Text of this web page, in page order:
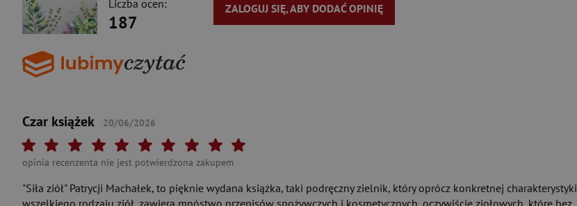
Liczba ocen:
187
ZALOGUJ SIĘ, ABY DODAĆ OPINIĘ
Czar książek 20/06/2026
Twoja ocena: Arcydzieło 10/10"
Twoja ocena: Wybitna 9/10"
Twoja ocena: Rewelacyjna 8/10"
Twoja ocena: Bardzo dobra 7/10"
Twoja ocena: Dobra 6/10"
Twoja ocena: Przeciętna 5/10"
Twoja ocena: Może być 4/10"
Twoja ocena: Słaba 3/10"
Twoja ocena: Bardzo słaba 2/10"
Twoja ocena: Beznadziejna 1/10"
opinia recenzenta nie jest potwierdzona zakupem
"Siła ziół" Patrycji Machałek, to pięknie wydana książka, taki podręczny zielnik, który oprócz konkretnej charakterystyki